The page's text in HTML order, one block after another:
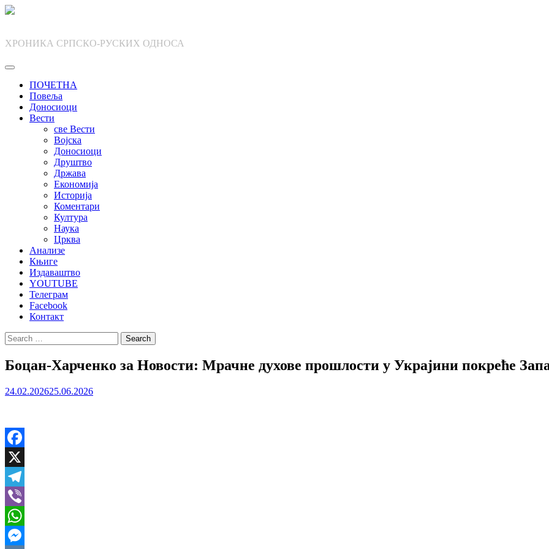
Skip
ХРОНИКА СРПСКО-РУСКИХ ОДНОСА
ПОЧЕТНА
Повеља
Доносиоци
Вести
све Вести
Војска
Доносиоци
Друштво
Држава
Економија
Историја
Коментари
Култура
Наука
Црква
Анализе
Књиге
Издаваштво
YOUTUBE
Телеграм
Facebook
Контакт
Search
for:
Боцан-Харченко за Новости: Мрачне духове прошлости у Украјини покреће
24.02.202625.06.2026
Facebook
X
Telegram
Viber
WhatsApp